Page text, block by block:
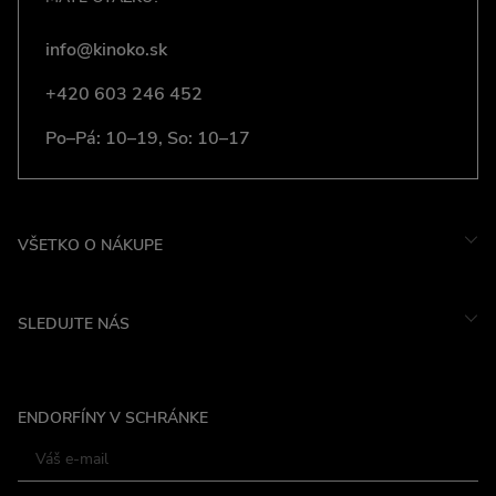
info@kinoko.sk
+420 603 246 452
Po–Pá: 10–19, So: 10–17
VŠETKO O NÁKUPE
SLEDUJTE NÁS
Facebook
ENDORFÍNY V SCHRÁNKE